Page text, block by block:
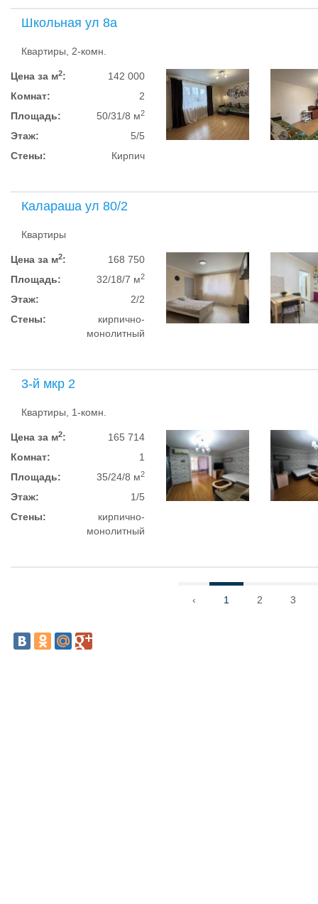
Школьная ул 8а
Квартиры, 2-комн.
Цена за м2:
142 000
Комнат:
2
Площадь:
50/31/8 м2
Этаж:
5/5
Стены:
Кирпич
Калараша ул 80/2
Квартиры
Цена за м2:
168 750
Площадь:
32/18/7 м2
Этаж:
2/2
Стены:
кирпично-
монолитный
3-й мкр 2
Квартиры, 1-комн.
Цена за м2:
165 714
Комнат:
1
Площадь:
35/24/8 м2
Этаж:
1/5
Стены:
кирпично-
монолитный
‹ 1 2 3